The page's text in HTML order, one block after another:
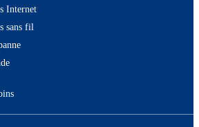
Internet
sans fil